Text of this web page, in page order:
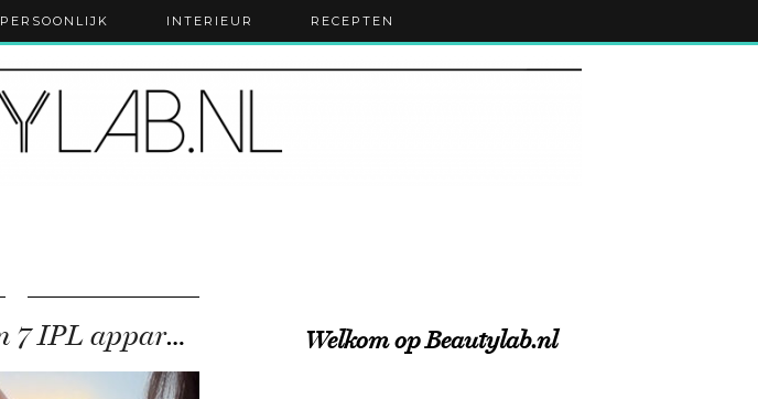
PERSOONLIJK INTERIEUR RECEPTEN
Review | Silk’n 7 IPL apparaat Welkom op Beautylab.nl